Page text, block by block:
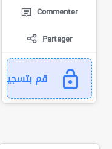
Commenter
Partager
قم بتسجيل